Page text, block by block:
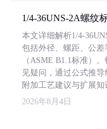
1/4-36UNS-2A螺纹
本文详细解析1/4-
包括外径、螺距、公
（ASME B1.1标准）
见疑问，通过公式推
附加工艺建议与扩展知
2026年8月4日